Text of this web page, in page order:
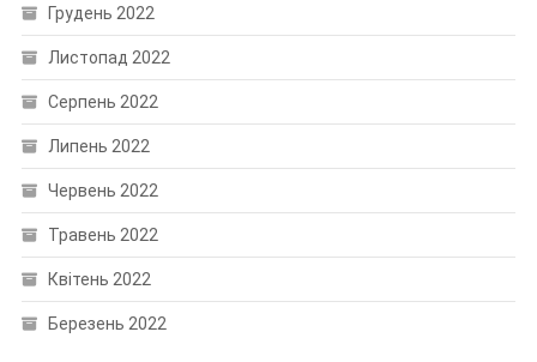
Грудень 2022
Листопад 2022
Серпень 2022
Липень 2022
Червень 2022
Травень 2022
Квітень 2022
Березень 2022